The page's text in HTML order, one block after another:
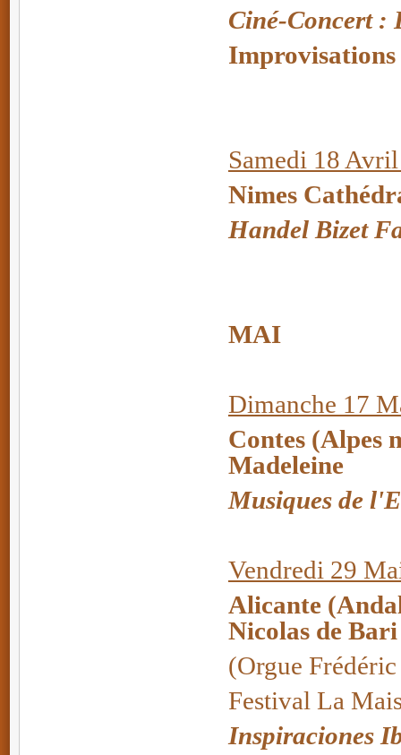
Ciné-Concert :
Samedi 18
Nimes
Handel Bizet
MAI
Dimanche 17
Contes (Alpes
Madeleine
Musiques de
Vendredi 29
Alicante
Nicolas de Bari
(Orgue
Festival La
Inspiraciones